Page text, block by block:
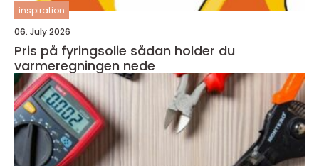
inspiration
06. July 2026
Pris på fyringsolie sådan holder du
varmeregningen nede